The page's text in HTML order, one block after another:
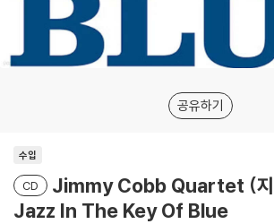
공유하기
수입
CD
Jimmy Cobb Quartet (지
Jazz In The Key Of Blue